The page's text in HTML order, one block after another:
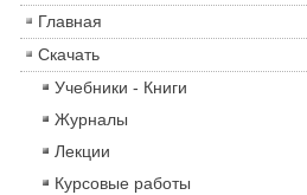
Главная
Скачать
Учебники - Книги
Журналы
Лекции
Курсовые работы